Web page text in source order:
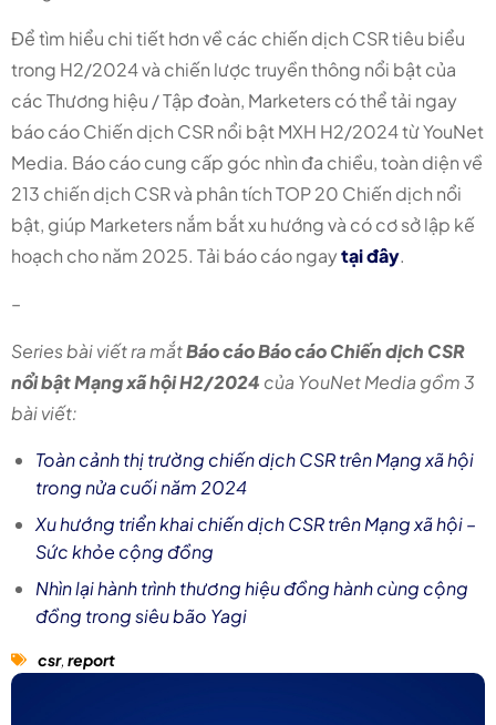
Để tìm hiểu chi tiết hơn về các chiến dịch CSR tiêu biểu
trong H2/2024 và chiến lược truyền thông nổi bật của
các Thương hiệu / Tập đoàn, Marketers có thể tải ngay
báo cáo Chiến dịch CSR nổi bật MXH H2/2024 từ YouNet
Media. Báo cáo cung cấp góc nhìn đa chiều, toàn diện về
213 chiến dịch CSR và phân tích TOP 20 Chiến dịch nổi
bật, giúp Marketers nắm bắt xu hướng và có cơ sở lập kế
hoạch cho năm 2025. Tải báo cáo ngaytại đây.
–
Series bài viết ra mắtBáo cáo Báo cáo Chiến dịch CSR
nổi bật Mạng xã hội H2/2024 của YouNet Media gồm 3
bài viết:
Toàn cảnh thị trường chiến dịch CSR trên Mạng xã hội
trong nửa cuối năm 2024
Xu hướng triển khai chiến dịch CSR trên Mạng xã hội –
Sức khỏe cộng đồng
Nhìn lại hành trình thương hiệu đồng hành cùng cộng
đồng trong siêu bão Yagi
csr, report